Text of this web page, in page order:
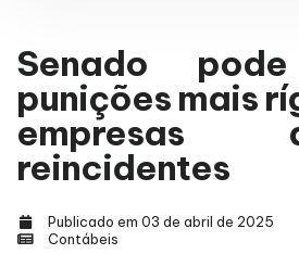
Senado
punições mais
empresas
reincidentes
Publicado em 03 de abril de 2025
Contábeis